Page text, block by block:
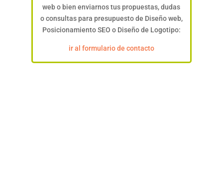
web o bien enviarnos tus propuestas, dudas
o consultas para presupuesto de Diseño web,
Posicionamiento SEO o Diseño de Logotipo:
ir al formulario de contacto